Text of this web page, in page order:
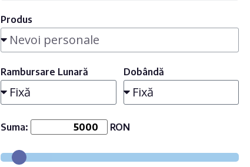
Produs
Rambursare Lunară Dobândă
Suma: RON